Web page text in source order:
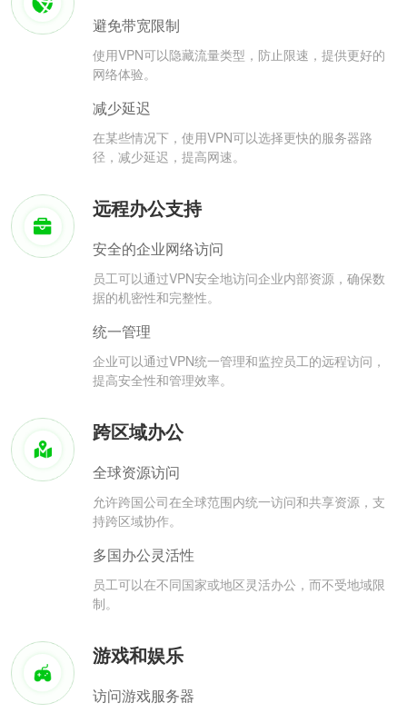
避免带宽限制
使用VPN可以隐藏流量类型，防止限速，提供更好的
网络体验。
减少延迟
在某些情况下，使用VPN可以选择更快的服务器路
径，减少延迟，提高网速。
远程办公支持
安全的企业网络访问
员工可以通过VPN安全地访问企业内部资源，确保数
据的机密性和完整性。
统一管理
企业可以通过VPN统一管理和监控员工的远程访问，
提高安全性和管理效率。
跨区域办公
全球资源访问
允许跨国公司在全球范围内统一访问和共享资源，支
持跨区域协作。
多国办公灵活性
员工可以在不同国家或地区灵活办公，而不受地域限
制。
游戏和娱乐
访问游戏服务器